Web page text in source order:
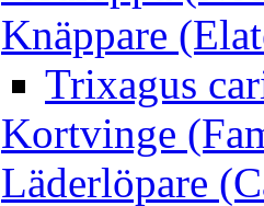
Knäppare
Trixagus
Kortvinge
Läderlöpare